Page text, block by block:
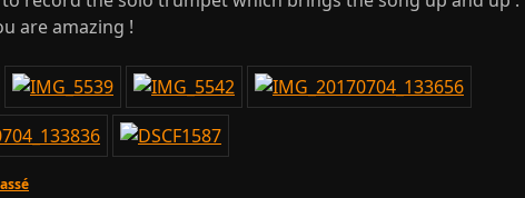
are amazing !